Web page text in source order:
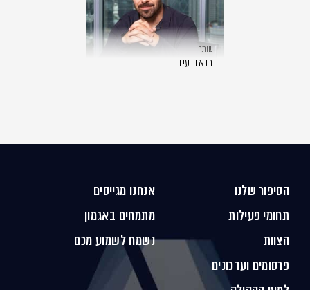
שותף
רנאד עיד
הסיפור שלנו
תחומי פעילות
הצוות
פרסומים ועדכונים
אנחנו מגייסים
מתמחים באגמון
נשמח לשמוע מכם